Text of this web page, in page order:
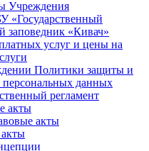
Учреждения
«Государственный
заповедник «Кивач»
услуг и цены на
Политики защиты и
персональных данных
регламент
акты
акты